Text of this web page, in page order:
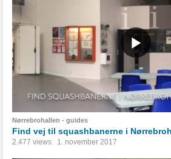
Nørrebrohallen - guides
Find vej til squashbanerne i
2.477 views 1. november 2017